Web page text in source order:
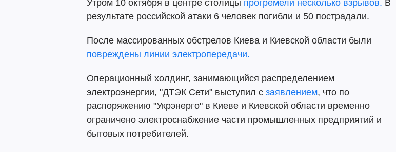
Утром 10 октября в центре столицы прогремели несколько взрывов. В
результате российской атаки 6 человек погибли и 50 пострадали.
После массированных обстрелов Киева и Киевской области были
повреждены линии электропередачи.
Операционный холдинг, занимающийся распределением
электроэнергии, "ДТЭК Сети" выступил с заявлением, что по
распоряжению "Укрэнерго" в Киеве и Киевской области временно
ограничено электроснабжение части промышленных предприятий и
бытовых потребителей.